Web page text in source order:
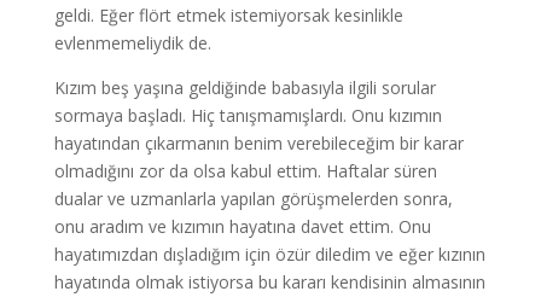
geldi. Eğer flört etmek istemiyorsak kesinlikle
evlenmemeliydik de.
Kızım beş yaşına geldiğinde babasıyla ilgili sorular
sormaya başladı. Hiç tanışmamışlardı. Onu kızımın
hayatından çıkarmanın benim verebileceğim bir karar
olmadığını zor da olsa kabul ettim. Haftalar süren
dualar ve uzmanlarla yapılan görüşmelerden sonra,
onu aradım ve kızımın hayatına davet ettim. Onu
hayatımızdan dışladığım için özür diledim ve eğer kızının
hayatında olmak istiyorsa bu kararı kendisinin almasının